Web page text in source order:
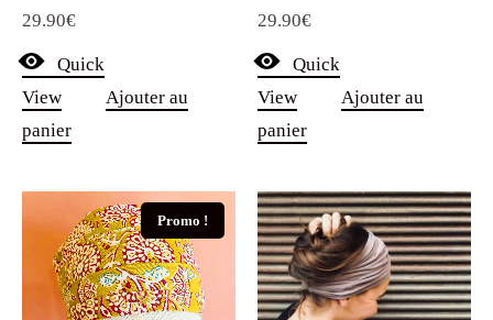
29.90€
Quick
View
Ajouter au
panier
29.90€
Quick
View
Ajouter au
panier
Promo !